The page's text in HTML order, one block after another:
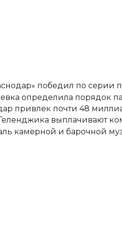
победил по серии
определила порядок
привлек почти 48
выплачивают
камерной и барочной